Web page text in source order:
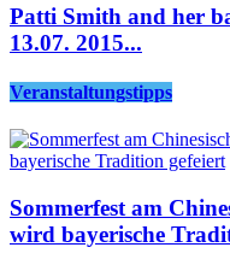
Patti Smith and her
13.07. 2015...
Veranstaltungstipps
Sommerfest am
wird bayerische